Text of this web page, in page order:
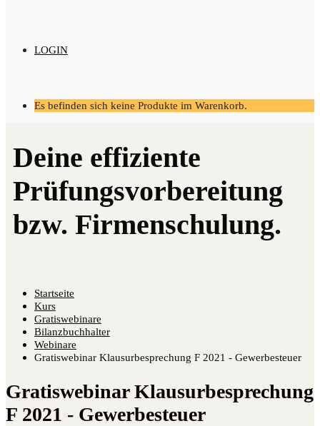
LOGIN
Es befinden sich keine Produkte im Warenkorb.
Startseite
Kurs
Gratiswebinare
Bilanzbuchhalter
Webinare
Gratiswebinar Klausurbesprechung F 2021 - Gewerbesteuer
Gratiswebinar Klausurbesprechung
F 2021 - Gewerbesteuer